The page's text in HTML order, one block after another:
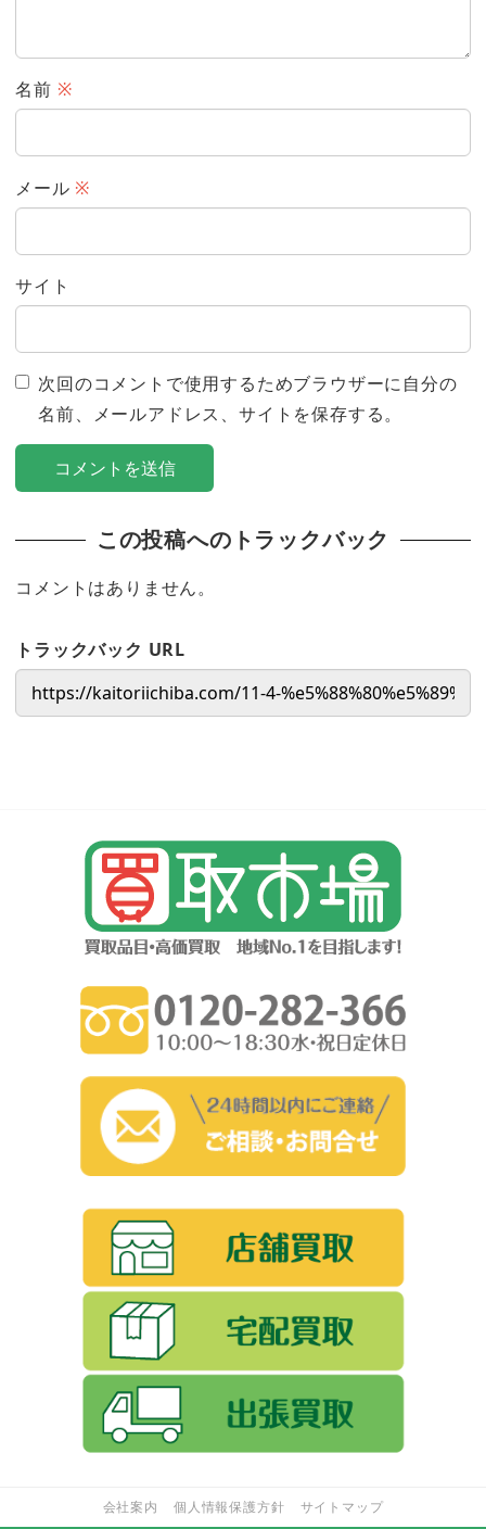
名前 ※
メール ※
サイト
次回のコメントで使用するためブラウザーに自分の
名前、メールアドレス、サイトを保存する。
この投稿へのトラックバック
コメントはありません。
トラックバック URL
会社案内 個人情報保護方針 サイトマップ